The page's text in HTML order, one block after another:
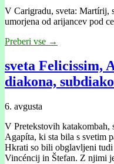
V Carigradu, sveta: Martírij,
umorjena od arijancev pod
Preberi vse →
sveta Felicissim,
diakona,
6. avgusta
V Pretekstovih katakombah,
Agapíta, ki sta bila s svetim
Hkrati so bili obglavljeni
Vincéncij in Štefan. Z njimi